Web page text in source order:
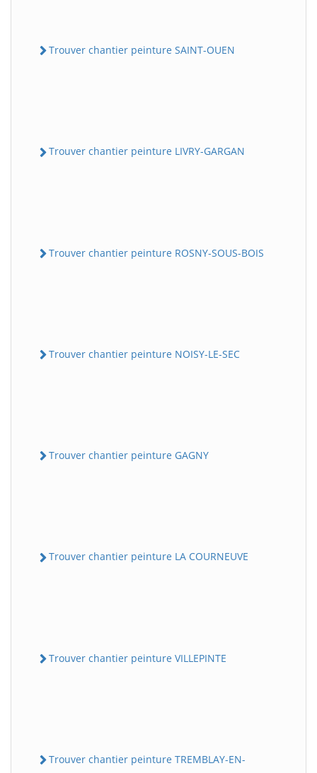
Trouver chantier peinture SAINT-OUEN
Trouver chantier peinture LIVRY-GARGAN
Trouver chantier peinture ROSNY-SOUS-BOIS
Trouver chantier peinture NOISY-LE-SEC
Trouver chantier peinture GAGNY
Trouver chantier peinture LA COURNEUVE
Trouver chantier peinture VILLEPINTE
Trouver chantier peinture TREMBLAY-EN-